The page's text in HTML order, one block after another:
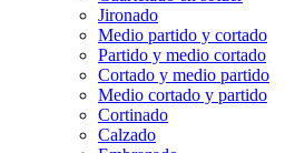
Jironado
Medio partido y cortado
Partido y medio cortado
Cortado y medio partido
Medio cortado y partido
Cortinado
Calzado